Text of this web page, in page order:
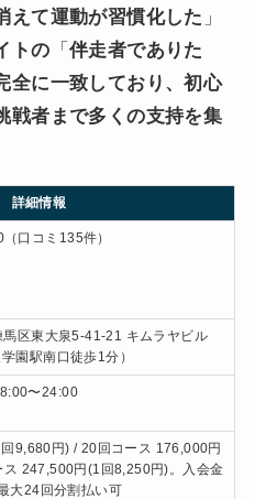
えて運動が習慣化した 」
トの 「 伴走者でありた
全に一致しており、初心
戦者まで多くの支持を集
詳細情報
口コミ135件）
区東大泉5-41-21 キムラヤビル
園駅南口徒歩1分）
8:00〜24:00
9,680円) / 20回コース 176,000円
247,500円(1回8,250円)。入会金
大24回分割払い可